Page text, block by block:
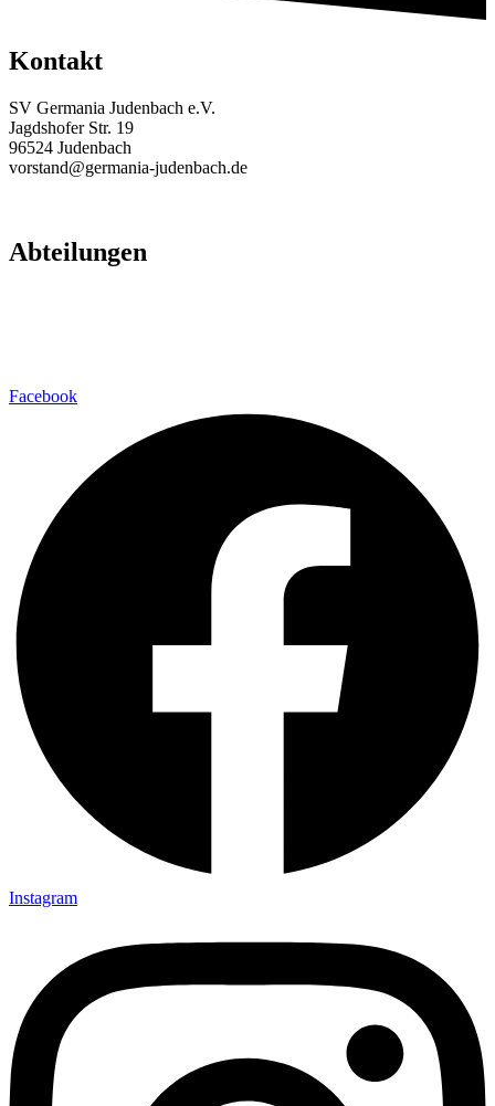
Kontakt
SV Germania Judenbach e.V.
Jagdshofer Str. 19
96524 Judenbach
vorstand@germania-judenbach.de
Abteilungen
Facebook
Instagram